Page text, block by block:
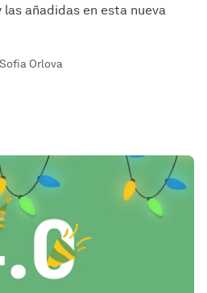
añadidas en esta nueva
Sofia Orlova